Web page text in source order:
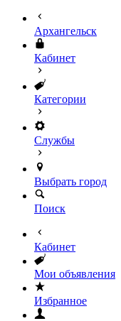
Архангельск
Кабинет
Категории
Службы
Выбрать город
Поиск
Кабинет
Мои объявления
Избранное